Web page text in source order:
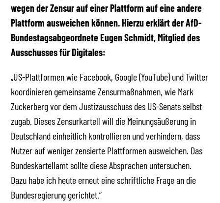
wegen der Zensur auf einer Plattform auf eine andere
Plattform ausweichen können. Hierzu erklärt der AfD-
Bundestagsabgeordnete Eugen Schmidt, Mitglied des
Ausschusses für Digitales:
„US-Plattformen wie Facebook, Google (YouTube) und Twitter
koordinieren gemeinsame Zensurmaßnahmen, wie Mark
Zuckerberg vor dem Justizausschuss des US-Senats selbst
zugab. Dieses Zensurkartell will die Meinungsäußerung in
Deutschland einheitlich kontrollieren und verhindern, dass
Nutzer auf weniger zensierte Plattformen ausweichen. Das
Bundeskartellamt sollte diese Absprachen untersuchen.
Dazu habe ich heute erneut eine schriftliche Frage an die
Bundesregierung gerichtet.“